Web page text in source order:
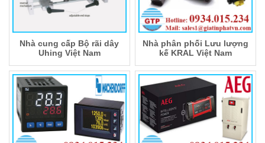
Nhà cung cấp Bộ rãi dây
Uhing Việt Nam
Nhà phân phối Lưu lượng
kế KRAL Việt Nam